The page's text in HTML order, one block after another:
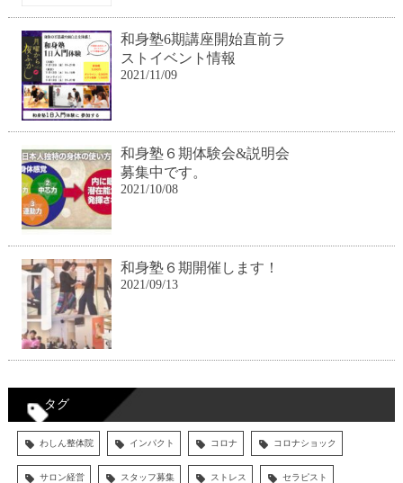
和身塾6期講座開始直前ラ
ストイベント情報
2021/11/09
和身塾６期体験会&説明会
募集中です。
2021/10/08
和身塾６期開催します！
2021/09/13
タグ
わしん整体院 インパクト コロナ コロナショック
サロン経営 スタッフ募集 ストレス セラピスト